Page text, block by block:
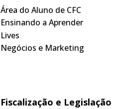
Área do Aluno de CFC
Ensinando a Aprender
Lives
Negócios e Marketing
Fiscalização e Legislação